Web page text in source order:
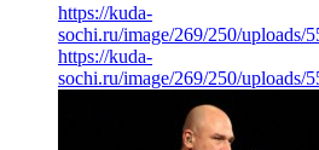
https://kuda-
sochi.ru/image/269/250/uploads/
https://kuda-
sochi.ru/image/269/250/uploads/